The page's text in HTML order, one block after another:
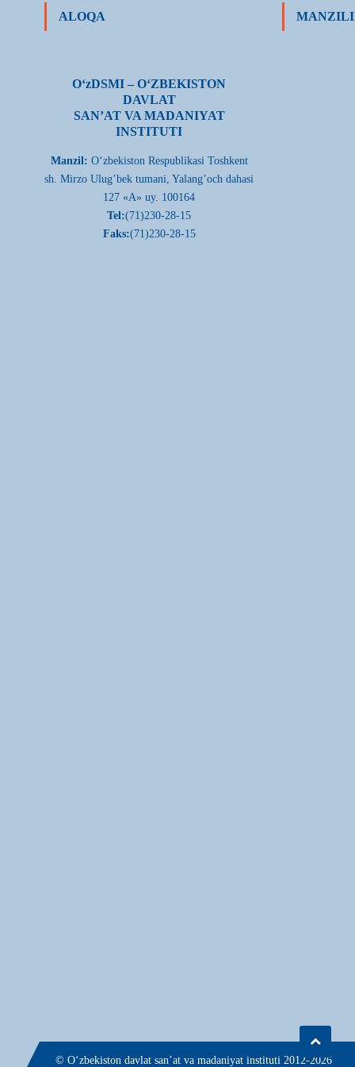
ALOQA
О‘zDSMI – О‘ZBEKISTON
DAVLAT
SAN’AT VA MADANIYAT
INSTITUTI
Manzil: О‘zbekiston Respublikasi Toshkent
sh. Mirzo Ulug’bek tumani, Yalang’och dahasi
127 «A» uy. 100164
Tel:(71)230-28-15
Faks:(71)230-28-15
© О‘zbekiston davlat san’at va madaniyat instituti 2012-2026